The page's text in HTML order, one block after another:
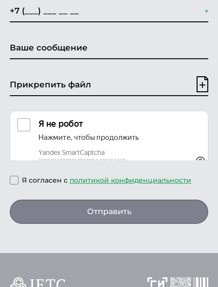
Прикрепить файл
Я согласен с политикой конфиденциальности
Отправить